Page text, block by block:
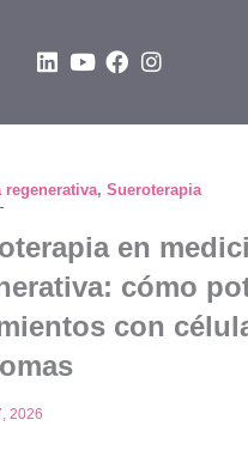
L
i
k
i
Y
o
t
e
F
a
e
o
I
n
t
r
m
regenerativa, Sueroterapia
en
cómo
con
2026